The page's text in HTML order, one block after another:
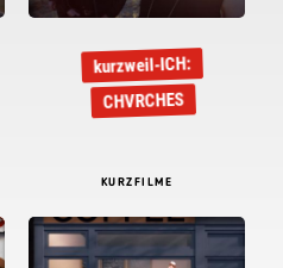
kurzweil-ICH:
CHVRCHES
KURZFILME